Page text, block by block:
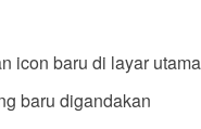
icon baru di layar
baru digandakan